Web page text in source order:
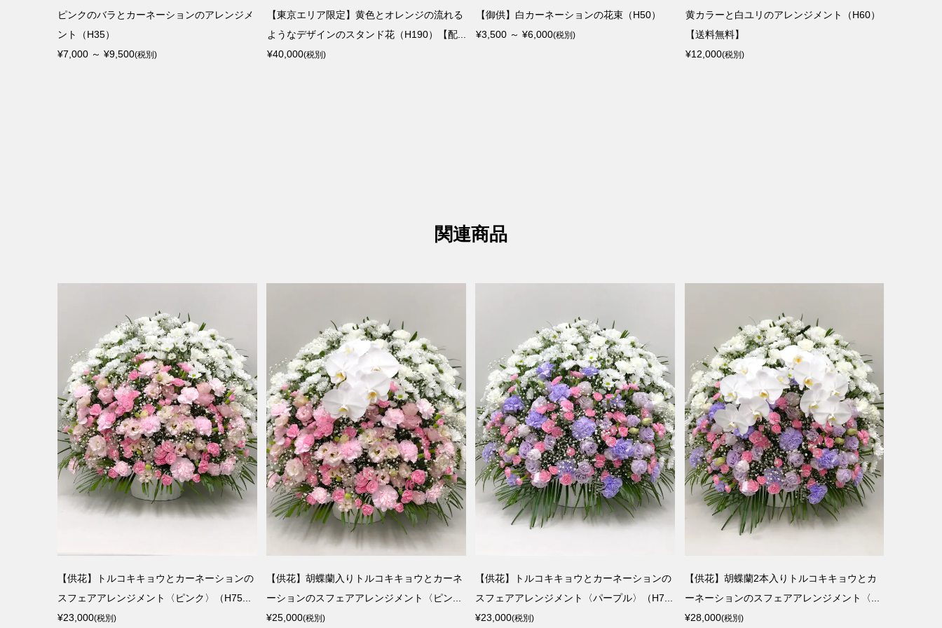
ピンクのバラとカーネーションのアレンジメ
ント（H35）
¥7,000 ～ ¥9,500(税別)
【東京エリア限定】黄色とオレンジの流れる
ようなデザインのスタンド花（H190）【配...
¥40,000(税別)
【御供】白カーネーションの花束（H50）
¥3,500 ～ ¥6,000(税別)
黄カラーと白ユリのアレンジメント（H60）
【送料無料】
¥12,000(税別)
関連商品
【供花】トルコキキョウとカーネーションの
スフェアアレンジメント〈ピンク〉（H75...
¥23,000(税別)
【供花】胡蝶蘭入りトルコキキョウとカーネ
ーションのスフェアアレンジメント〈ピン...
¥25,000(税別)
【供花】トルコキキョウとカーネーションの
スフェアアレンジメント〈パープル〉（H7...
¥23,000(税別)
【供花】胡蝶蘭2本入りトルコキキョウとカ
ーネーションのスフェアアレンジメント〈...
¥28,000(税別)